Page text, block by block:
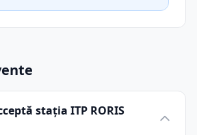
stația ITP RORIS